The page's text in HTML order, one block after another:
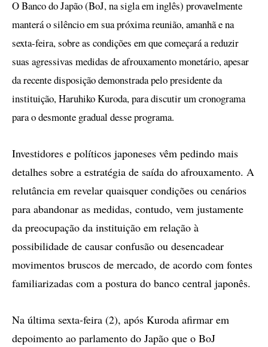
compartilhamento
O Banco do Japão (BoJ, na sigla em inglês) provavelmente
manterá o silêncio em sua próxima reunião, amanhã e na
sexta-feira, sobre as condições em que começará a reduzir
suas agressivas medidas de afrouxamento monetário, apesar
da recente disposição demonstrada pelo presidente da
instituição, Haruhiko Kuroda, para discutir um cronograma
para o desmonte gradual desse programa.
Investidores e políticos japoneses vêm pedindo mais
detalhes sobre a estratégia de saída do afrouxamento. A
relutância em revelar quaisquer condições ou cenários
para abandonar as medidas, contudo, vem justamente
da preocupação da instituição em relação à
possibilidade de causar confusão ou desencadear
movimentos bruscos de mercado, de acordo com fontes
familiarizadas com a postura do banco central japonês.
Na última sexta-feira (2), após Kuroda afirmar em
depoimento ao parlamento do Japão que o BoJ